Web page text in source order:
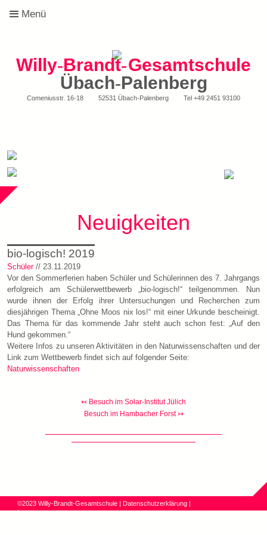
Menü
Willy-Brandt-Gesamtschule
Übach-Palenberg
Comeniusstr. 16-18 52531 Übach-Palenberg Tel +49 2451 93100
Neuigkeiten
bio-logisch! 2019
Schüler// 23.11.2019
Vor den Sommerferien haben Schüler und Schülerinnen des 7. Jahrgangs
erfolgreich am Schülerwettbewerb „bio-logisch!“ teilgenommen. Nun
wurde ihnen der Erfolg ihrer Untersuchungen und Recherchen zum
diesjährigen Thema „Ohne Moos nix los!“ mit einer Urkunde bescheinigt.
Das Thema für das kommende Jahr steht auch schon fest: „Auf den
Hund gekommen.“
Weitere Infos zu unseren Aktivitäten in den Naturwissenschaften und der
Link zum Wettbewerb findet sich auf folgender Seite:
Naturwissenschaften
↢ Besuch im Solar-Institut Jülich
Besuch im Hambacher Forst ↣
©2023 Willy-Brandt-Gesamtschule | Datenschutzerklärung |
Impressum